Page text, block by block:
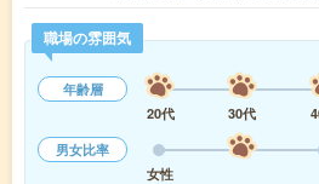
職場の雰囲気
年齢層
20代
30代
男女比率
女性